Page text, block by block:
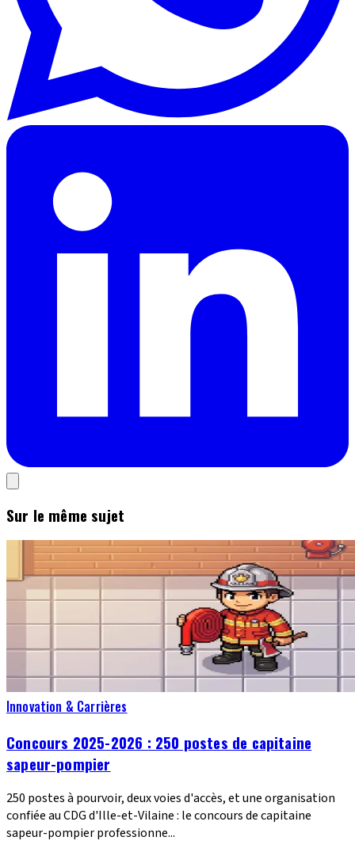
Sur le même sujet
Innovation & Carrières
Concours 2025-2026 : 250 postes de capitaine
sapeur-pompier
250 postes à pourvoir, deux voies d'accès, et une organisation
confiée au CDG d'Ille-et-Vilaine : le concours de capitaine
sapeur-pompier professionne...